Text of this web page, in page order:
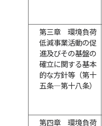
第三章 環境負荷
低減事業活動の促
進及びその基盤の
確立に関する基本
的な方針等（第十
五条―第十八条）
第四章 環境負荷